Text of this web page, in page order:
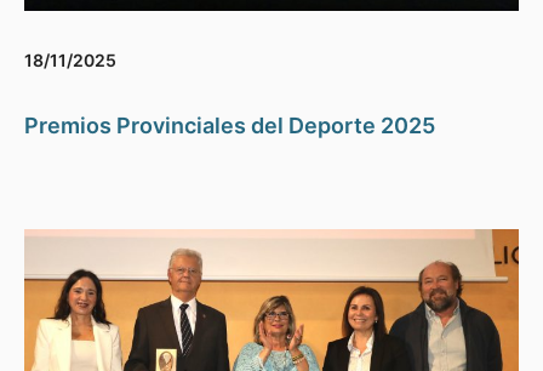
18/11/2025
Premios Provinciales del Deporte 2025